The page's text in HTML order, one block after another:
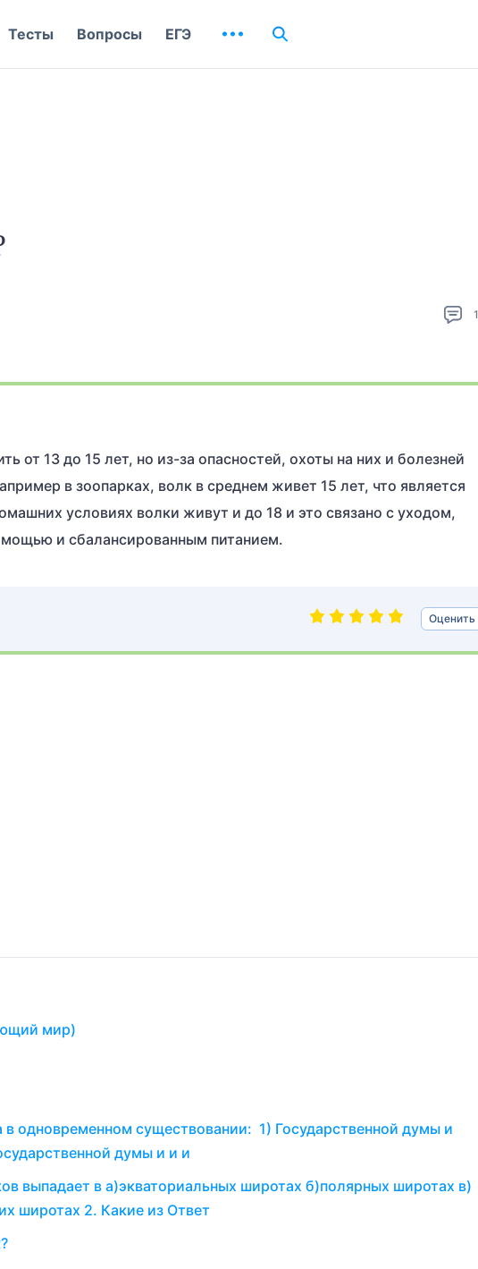
1
от 13 до 15 лет, но из-за опасностей, охоты на них и болезней
в зоопарках, волк в среднем живет 15 лет, что является
условиях волки живут и до 18 и это связано с уходом,
и сбалансированным питанием.
Оценить
мир)
одновременном существовании: 1) Государственной думы и
думы и и и
выпадает в а)экваториальных широтах б)полярных широтах в)
широтах 2. Какие из Ответ
Тесты Вопросы ЕГЭ